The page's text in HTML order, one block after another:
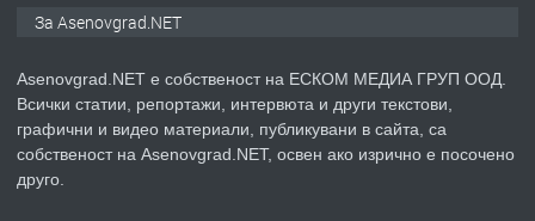
преди 2 години
ПРЕДЛАГА
Давам индивидуалани уроци по
За Asenovgrad.NET
Asenovgrad.NET е собственост на ЕСКОМ МЕДИА ГРУП ООД.
Всички статии, репортажи, интервюта и други текстови,
графични и видео материали, публикувани в сайта, са
собственост на Asenovgrad.NET, освен ако изрично е посочено
друго.